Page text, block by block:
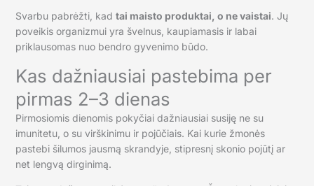
Svarbu pabrėžti, kad tai maisto produktai, o ne vaistai. Jų
poveikis organizmui yra švelnus, kaupiamasis ir labai
priklausomas nuo bendro gyvenimo būdo.
Kas dažniausiai pastebima per
pirmas 2–3 dienas
Pirmosiomis dienomis pokyčiai dažniausiai susiję ne su
imunitetu, o su virškinimu ir pojūčiais. Kai kurie žmonės
pastebi šilumos jausmą skrandyje, stipresnį skonio pojūtį ar
net lengvą dirginimą.